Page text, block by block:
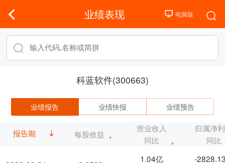
业绩表现
科蓝软件(300663)
业绩报告 业绩快报 业绩预告
报告期 每股收益
营业收入
同比
归属净
同比
1.04亿
-